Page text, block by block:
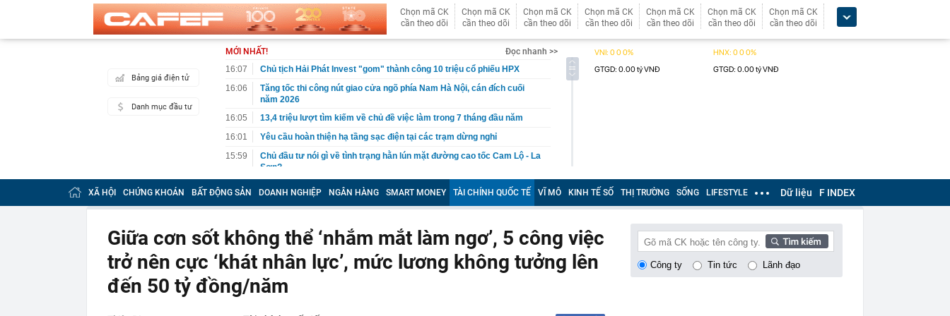
Chọn mã CK
cần theo dõi
Chọn mã CK
cần theo dõi
Chọn mã CK
cần theo dõi
Chọn mã CK
cần theo dõi
Chọn mã CK
cần theo dõi
Chọn mã CK
cần theo dõi
Chọn mã CK
cần theo dõi
Bảng giá điện tử
Danh mục đầu tư
MỚI NHẤT!
Đọc nhanh >>
16:07
Chủ tịch Hải Phát Invest "gom" thành công 10 triệu cổ phiếu HPX
16:06
Tăng tốc thi công nút giao cửa ngõ phía Nam Hà Nội, cán đích cuối
năm 2026
16:05
13,4 triệu lượt tìm kiếm về chủ đề việc làm trong 7 tháng đầu năm
16:01
Yêu cầu hoàn thiện hạ tầng sạc điện tại các trạm dừng nghỉ
15:59
Chủ đầu tư nói gì về tình trạng hằn lún mặt đường cao tốc Cam Lộ - La
Sơn?
15:53
Công an thông báo đến người nhận được tin nhắn và cuộc gọi có nội
dung sau
gia yêu suốt 20 năm
15:48
Bão Dolphin lớn gấp 13 lần tỉnh Chiết Giang tiến gần bờ, Trung Quốc
báo động
Một cổ phiếu được khối ngoại mua ròng mạnh tay 700 tỷ đồng trong
phiên cuối tuần
XÃ HỘI CHỨNG KHOÁN BẤT ĐỘNG SẢN DOANH NGHIỆP NGÂN HÀNG SMART MONEY TÀI CHÍNH QUỐC TẾ VĨ MÔ KINH TẾ SỐ THỊ TRƯỜNG SỐNG LIFESTYLE Dữ liệu F INDEX
Giữa cơn sốt không thể ‘nhắm mắt làm ngơ’, 5 công việc
trở nên cực ‘khát nhân lực’, mức lương không tưởng lên
đến 50 tỷ đồng/năm
Công ty Tin tức Lãnh đạo